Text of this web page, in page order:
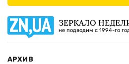
ЗЕРКАЛО
не подводим с 1994-го
АРХИВ